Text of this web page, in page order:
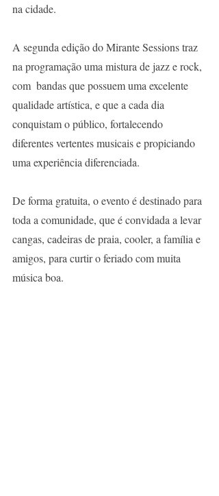
na cidade.
A segunda edição do Mirante Sessionstraz
na programação uma mistura de jazz e rock,
com  bandas que possuem uma excelente
qualidade artística, e que a cada dia
conquistam o público, fortalecendo
diferentes vertentes musicais e propiciando
uma experiência diferenciada.
De forma gratuita, o evento é destinado para
toda a comunidade, que é convidada a levar
cangas, cadeiras de praia, cooler, a família e
amigos, para curtir o feriado com muita
música boa.